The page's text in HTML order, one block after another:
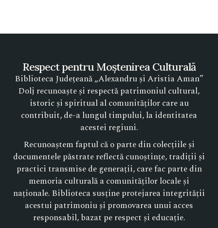
Respect pentru Moștenirea Culturală
Biblioteca Județeană „Alexandru și Aristia Aman”
Dolj recunoaște și respectă patrimoniul cultural,
istoric și spiritual al comunităților care au
contribuit, de-a lungul timpului, la identitatea
acestei regiuni.
Recunoaștem faptul că o parte din colecțiile și
documentele păstrate reflectă cunoștințe, tradiții și
practici transmise de generații, care fac parte din
memoria culturală a comunităților locale și
naționale. Biblioteca susține protejarea integrității
acestui patrimoniu și promovarea unui acces
responsabil, bazat pe respect și educație.